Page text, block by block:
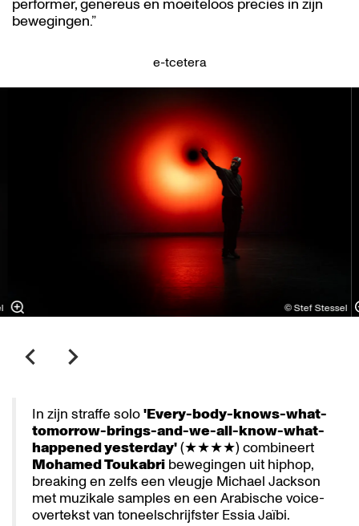
performer, genereus en moeiteloos precies in zijn
bewegingen.”
e-tcetera
© Stef Stessel
In zijn straffe solo'Every-body-knows-what-
tomorrow-brings-and-we-all-know-what-
happened yesterday'(★★★★) combineert
Mohamed Toukabri bewegingen uit hiphop,
breaking en zelfs een vleugje Michael Jackson
met muzikale samples en een Arabische voice-
overtekst van toneelschrijfster Essia Jaïbi.